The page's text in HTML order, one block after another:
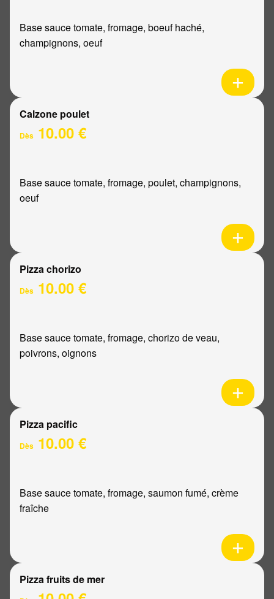
Base sauce tomate, fromage, boeuf haché,
champignons, oeuf
Calzone poulet
Dès 10.00 €
Base sauce tomate, fromage, poulet, champignons,
oeuf
Pizza chorizo
Dès 10.00 €
Base sauce tomate, fromage, chorizo de veau,
poivrons, oignons
Pizza pacific
Dès 10.00 €
Base sauce tomate, fromage, saumon fumé, crème
fraîche
Pizza fruits de mer